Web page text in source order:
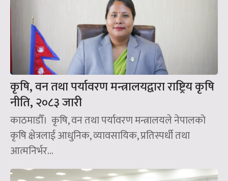
कृषि, वन तथा पर्यावरण मन्त्रालयद्वारा राष्ट्रिय कृषि
नीति, २०८३ जारी
काठमाडौँ। कृषि, वन तथा पर्यावरण मन्त्रालयले नेपालको
कृषि क्षेत्रलाई आधुनिक, व्यावसायिक, प्रतिस्पर्धी तथा
आत्मनिर्भर...